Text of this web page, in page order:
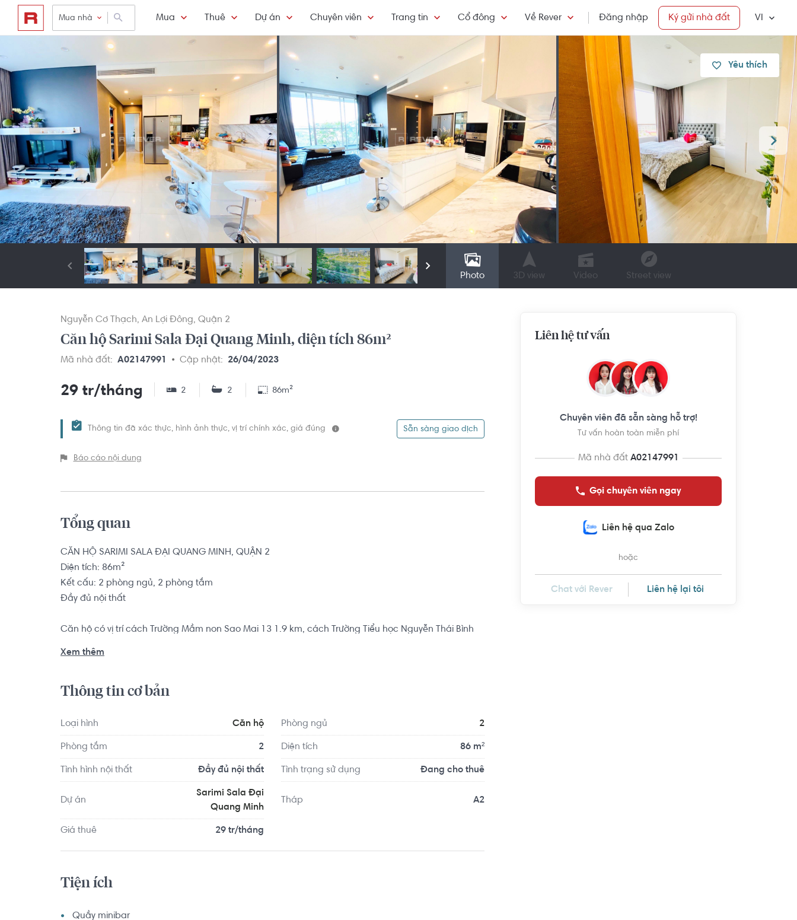
Mua nhà Mua Thuê Dự án Chuyên viên Trang tin Cổ đông Về Rever Đăng nhập Ký gửi nhà đất VI
Yêu thích
Photo 3D view Video Street view
Nguyễn Cơ Thạch An Lợi Đông Quận 2
Căn hộ Sarimi Sala Đại Quang Minh, diện tích 86m²
Mã nhà đất: A02147991 Cập nhật: 26/04/2023
29 tr/tháng 2 2 86m²
Thông tin đã xác thực, hình ảnh thực, vị trí chính xác, giá đúng Sẵn sàng giao dịch
Báo cáo nội dung
Tổng quan
CĂN HỘ SARIMI SALA ĐẠI QUANG MINH, QUẬN 2
Diện tích: 86m²
Kết cấu: 2 phòng ngủ, 2 phòng tắm
Đầy đủ nội thất
Căn hộ có vị trí cách Trường Mầm non Sao Mai 13 1.9 km, cách Trường Tiểu học Nguyễn Thái Bình
Xem thêm
Thông tin cơ bản
Loại hình Căn hộ Phòng ngủ 2
Phòng tắm 2 Diện tích 86 m²
Tình hình nội thất Đầy đủ nội thất Tình trạng sử dụng Đang cho thuê
Dự án
Sarimi Sala Đại
Quang Minh
Tháp A2
Giá thuê 29 tr/tháng
Tiện ích
Quầy minibar
Liên hệ tư vấn
Chuyên viên đã sẵn sàng hỗ trợ!
Tư vấn hoàn toàn miễn phí
Mã nhà đất A02147991
Gọi chuyên viên ngay
Liên hệ qua Zalo
hoặc
Chat với Rever Liên hệ lại tôi